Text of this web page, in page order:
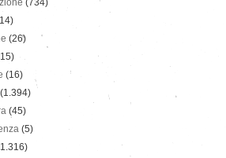
(734)
(26)
(16)
(1.394)
(45)
(5)